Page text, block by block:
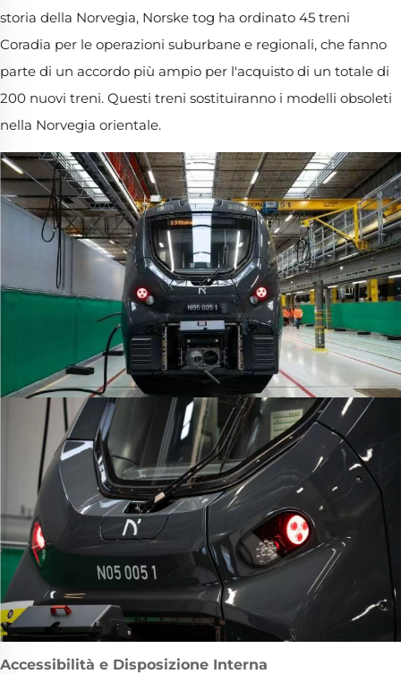
storia della Norvegia, Norske tog ha ordinato 45 treni
Coradia per le operazioni suburbane e regionali, che fanno
parte di un accordo più ampio per l'acquisto di un totale di
200 nuovi treni. Questi treni sostituiranno i modelli obsoleti
nella Norvegia orientale.
Accessibilità e Disposizione Interna